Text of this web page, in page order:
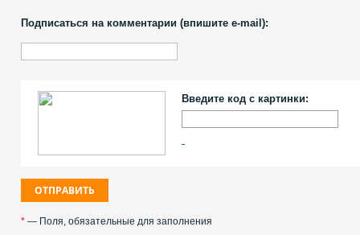
Подписаться на комментарии (впишите e-mail):
Введите код с картинки:
* — Поля, обязательные для заполнения